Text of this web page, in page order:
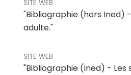
SITE WEB
"Bibliographie (hors Ined)
adulte."
SITE WEB
"Bibliographie (Ined) - Les